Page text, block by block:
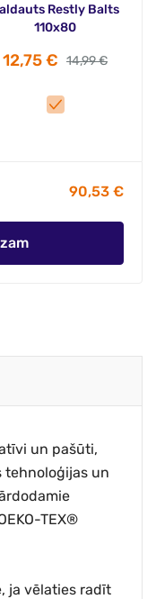
Restly Balts
110x80
12,75 € 14,99 €
90,53 €
un pašūti,
tehnoloģijas un
TEX®
ja vēlaties radīt